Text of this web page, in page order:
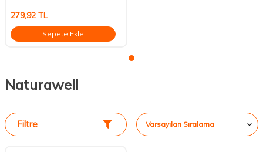
279,92 TL
Sepete Ekle
Naturawell
Filtre